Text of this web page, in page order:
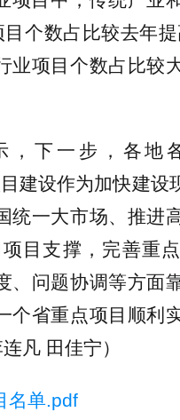
个数占比较去年提
业项目个数占比较
下一步，各地
建设作为加快建设
统一大市场、推进
目支撑，完善重
、问题协调等方面
个省重点项目顺利
凡 田佳宁）
名单.pdf